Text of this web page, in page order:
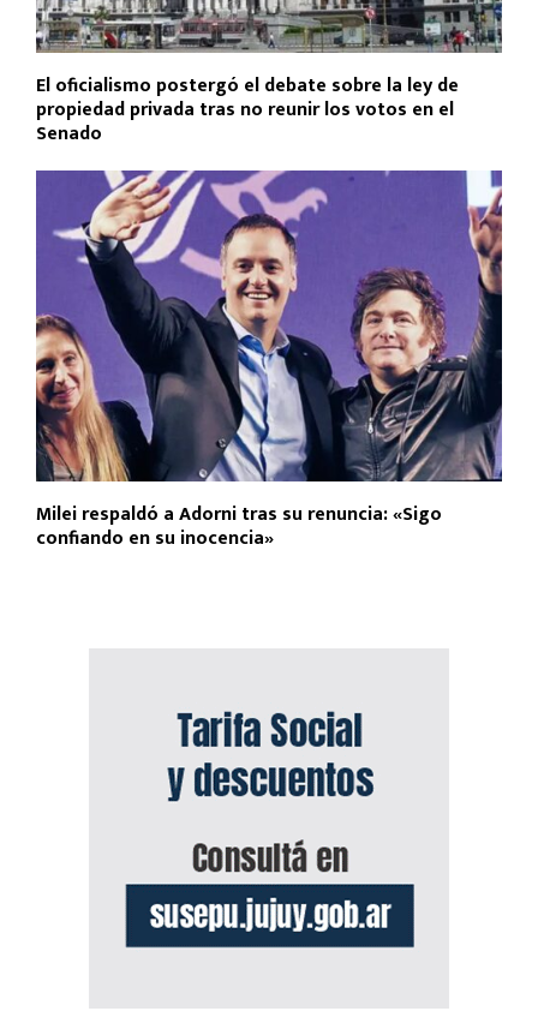
El oficialismo postergó el debate sobre la ley de
propiedad privada tras no reunir los votos en el
Senado
Milei respaldó a Adorni tras su renuncia: «Sigo
confiando en su inocencia»